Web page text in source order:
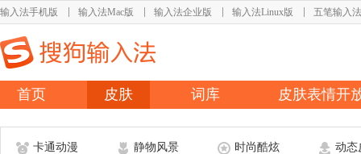
输入法手机版 输入法Mac版 输入法企业版 输入法Linux版 五笔输入法
首页 皮肤 词库 皮肤表情开
卡通动漫 静物风景 时尚酷炫 动态